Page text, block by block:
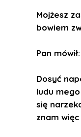
Mojżesz
bowiem
Pan mówił:
Dosyć
ludu mego
się
znam